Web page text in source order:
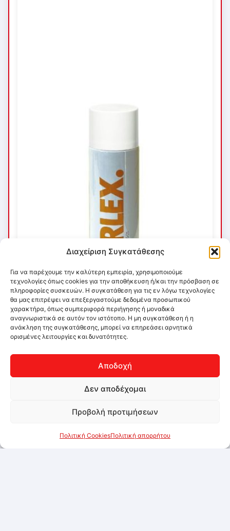
Διαχείριση Συγκατάθεσης
Για να παρέχουμε την καλύτερη εμπειρία, χρησιμοποιούμε
τεχνολογίες όπως cookies για την αποθήκευση ή/και την πρόσβαση σε
πληροφορίες συσκευών. Η συγκατάθεση για τις εν λόγω τεχνολογίες
θα μας επιτρέψει να επεξεργαστούμε δεδομένα προσωπικού
χαρακτήρα, όπως συμπεριφορά περιήγησης ή μοναδικά
αναγνωριστικά σε αυτόν τον ιστότοπο. Η μη συγκατάθεση ή η
ανάκληση της συγκατάθεσης, μπορεί να επηρεάσει αρνητικά
ορισμένες λειτουργίες και δυνατότητες.
Αποδοχή
Δεν αποδέχομαι
Προβολή προτιμήσεων
Πολιτική CookiesΠολιτική απορρήτου